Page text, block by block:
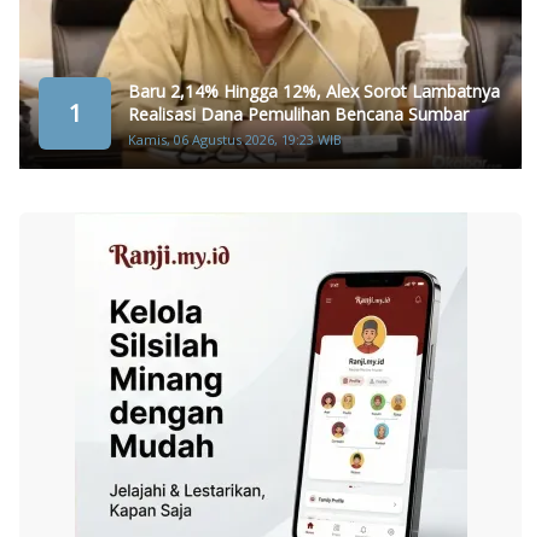
1
Baru 2,14% Hingga 12%, Alex Sorot Lambatnya
Realisasi Dana Pemulihan Bencana Sumbar
Kamis, 06 Agustus 2026, 19:23 WIB